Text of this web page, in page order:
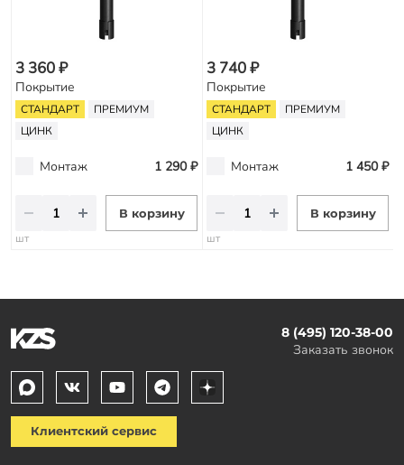
3 360 ₽
Покрытие
СТАНДАРТ
ПРЕМИУМ
ЦИНК
Монтаж 1 290 ₽
В корзину
шт
3 740 ₽
Покрытие
СТАНДАРТ
ПРЕМИУМ
ЦИНК
Монтаж 1 450 ₽
В корзину
шт
8 (495) 120-38-00
Заказать звонок
Клиентский сервис